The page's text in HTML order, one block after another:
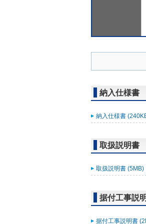
納入仕様書
納入仕様書
取扱説明書
取扱説明書 (5MB)
据付工事説
据付工事説明書